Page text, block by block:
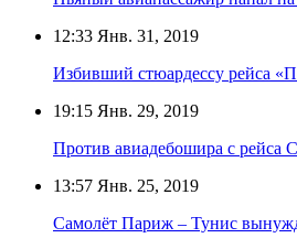
12:33 Янв. 31, 2019
Избивший стюардессу рейса
19:15 Янв. 29, 2019
Против авиадебошира с рейса
13:57 Янв. 25, 2019
Самолёт Париж – Тунис